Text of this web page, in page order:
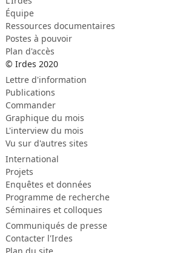
Équipe
Ressources documentaires
Postes à pouvoir
Plan d'accès
© Irdes 2020
Lettre d'information
Publications
Commander
Graphique du mois
L'interview du mois
Vu sur d'autres sites
International
Projets
Enquêtes et données
Programme de recherche
Séminaires et colloques
Communiqués de presse
Contacter l'Irdes